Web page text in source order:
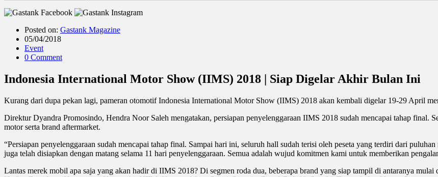
Posted on: Gastank Magazine
05/04/2018
Event
0 Comment
Indonesia International Motor Show (IIMS) 2018 | Siap Digelar Akhir Bulan Ini
Kurang dari dupa pekan lagi, pameran otomotif Indonesia International Motor Show (IIMS) 2018 akan kembali digelar 19-29 April
Direktur Dyandra Promosindo, Hendra Noor Saleh mengatakan, persiapan penyelenggaraan IIMS 2018 sudah mencapai tahap final.
motor serta brand aftermarket.
“Persiapan penyelenggaraan sudah mencapai tahap final. Sampai hari ini, seluruh hall sudah terisi oleh peseta yang terdiri dari
juga telah disiapkan dengan matang selama 11 hari penyelenggaraan. Semua adalah wujud komitmen kami untuk memberikan
Lantas merek mobil apa saja yang akan hadir di IIMS 2018? Di segmen roda dua, beberapa brand yang siap tampil di antaranya